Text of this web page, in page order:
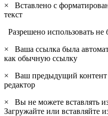
×
Вставлено с
текст
Разрешено использовать не
×
Ваша ссылка была
как обычную ссылку
×
Ваш предыдущий
редактор
×
Вы не можете вставлять
Загружайте или вставляйте